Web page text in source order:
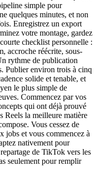
simple pour
quelques minutes, et non
Enregistrez un export
votre montage, gardez
checklist personnelle :
accroche réécrite, sous-
rythme de publication
Publier environ trois à cinq
solide et tenable, et
le plus simple de
Commencez par vos
qui ont déjà prouvé
Reels la meilleure matière
Vous cessez de
jobs et vous commencez à
nativement pour
de TikTok vers les
seulement pour remplir